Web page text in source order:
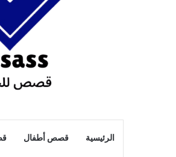
الرئيسية قصص أطفال